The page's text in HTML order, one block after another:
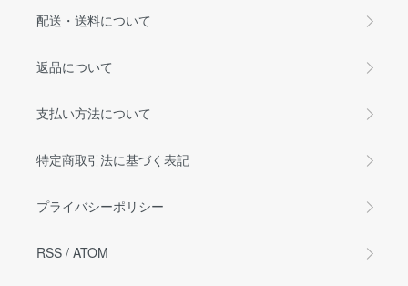
配送・送料について
返品について
支払い方法について
特定商取引法に基づく表記
プライバシーポリシー
RSS / ATOM